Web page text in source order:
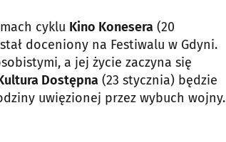
cyklu Kino Konesera (20
doceniony na Festiwalu w Gdyni.
a jej życie zaczyna się
Dostępna (23 stycznia) będzie
uwięzionej przez wybuch wojny.